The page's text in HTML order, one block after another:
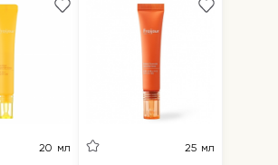
20 мл 25 мл